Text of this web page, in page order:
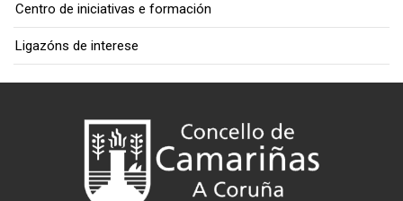
Centro de iniciativas e formación
Ligazóns de interese